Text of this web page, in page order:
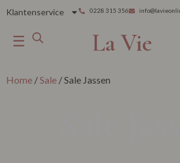
Klantenservice 0228 315 356
☰ La Vie
Home /Sale / Sale Jassen